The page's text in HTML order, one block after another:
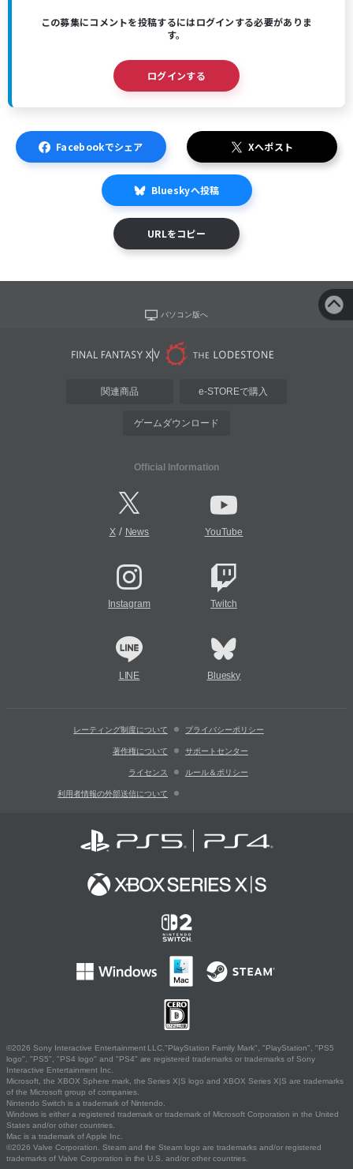
この募集にコメントを投稿するにはログインする必要がありま
す。
ログインする
Facebookでシェア Xへポスト
Blueskyへ投稿
URLをコピー
パソコン版へ
関連商品 e-STOREで購入
ゲームダウンロード
Official Information
X/ News YouTube
Instagram Twitch
LINE Bluesky
レーティング制度について プライバシーポリシー
著作権について サポートセンター
ライセンス ルール＆ポリシー
利用者情報の外部送信について
©2026 Sony Interactive Entertainment LLC."PlayStation Family Mark", "PlayStation", "PS5
logo", "PS5", "PS4 logo" and "PS4" are registered trademarks or trademarks of Sony
Interactive Entertainment Inc.
Microsoft, the XBOX Sphere mark, the Series X|S logo and XBOX Series X|S are trademarks
of the Microsoft group of companies.
Nintendo Switch is a trademark of Nintendo.
Windows is either a registered trademark or trademark of Microsoft Corporation in the United
States and/or other countries.
Mac is a trademark of Apple Inc.
©2026 Valve Corporation. Steam and the Steam logo are trademarks and/or registered
trademarks of Valve Corporation in the U.S. and/or other countries.